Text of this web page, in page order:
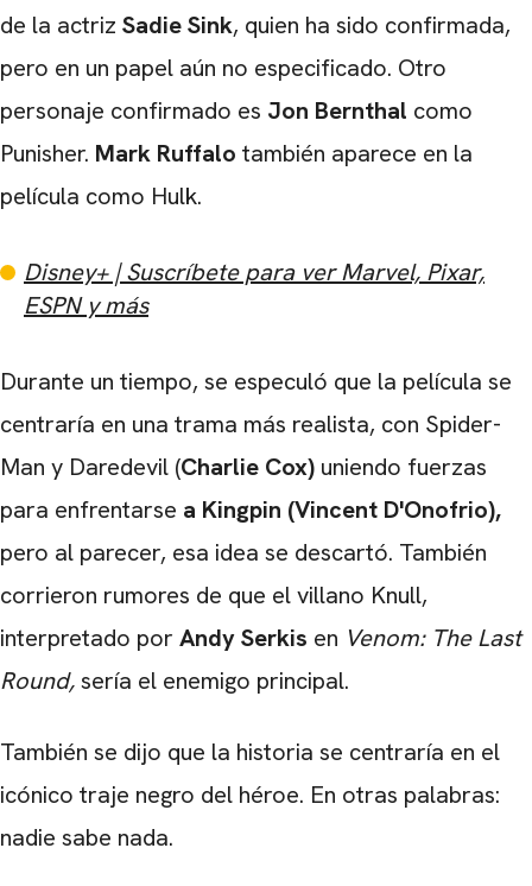
de la actriz Sadie Sink, quien ha sido confirmada,
pero en un papel aún no especificado. Otro
personaje confirmado es Jon Bernthal como
Punisher. Mark Ruffalo también aparece en la
película como Hulk.
Disney+ | Suscríbete para ver Marvel, Pixar,
ESPN y más
Durante un tiempo, se especuló que la película se
centraría en una trama más realista, con Spider-
Man y Daredevil (Charlie Cox) uniendo fuerzas
para enfrentarse a Kingpin (Vincent D'Onofrio),
pero al parecer, esa idea se descartó. También
corrieron rumores de que el villano Knull,
interpretado por Andy Serkis en Venom: The Last
Round,sería el enemigo principal.
También se dijo que la historia se centraría en el
icónico traje negro del héroe. En otras palabras:
nadie sabe nada.